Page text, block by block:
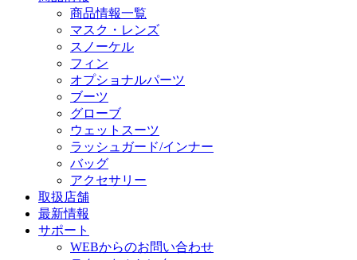
商品情報一覧
マスク・レンズ
スノーケル
フィン
オプショナルパーツ
ブーツ
グローブ
ウェットスーツ
ラッシュガード/インナー
バッグ
アクセサリー
取扱店舗
最新情報
サポート
WEBからのお問い合わせ